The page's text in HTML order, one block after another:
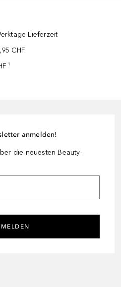
Lieferzeit
CHF
¹
anmelden!
die neuesten Beauty-